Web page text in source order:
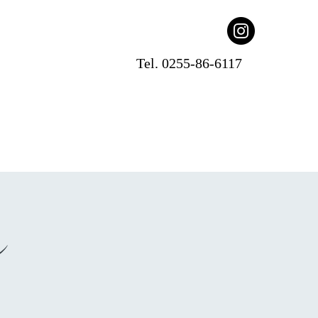
Tel. 0255-86-6117